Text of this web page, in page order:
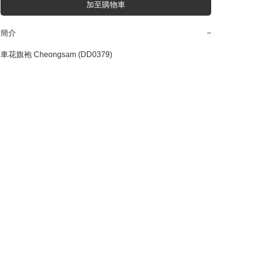
加至購物車
簡介 −
車花旗袍 Cheongsam (DD0379)